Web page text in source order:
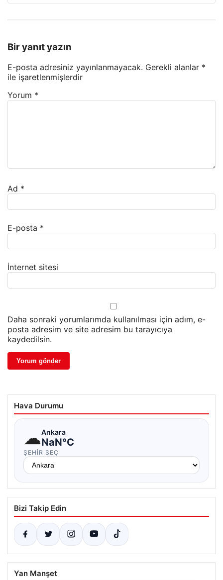
Bir yanıt yazın
E-posta adresiniz yayınlanmayacak. Gerekli alanlar *
ile işaretlenmişlerdir
Yorum *
Ad *
E-posta *
İnternet sitesi
Daha sonraki yorumlarımda kullanılması için adım, e-
posta adresim ve site adresim bu tarayıcıya
kaydedilsin.
Hava Durumu
☁Ankara
NaN°C
ŞEHIR SEÇ
Bizi Takip Edin
Yan Manşet